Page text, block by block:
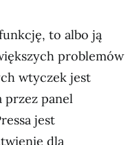
to albo ją
problemów
wtyczek jest
przez panel
jest
dla